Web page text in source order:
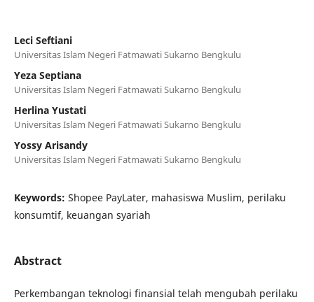
Leci Seftiani
Universitas Islam Negeri Fatmawati Sukarno Bengkulu
Yeza Septiana
Universitas Islam Negeri Fatmawati Sukarno Bengkulu
Herlina Yustati
Universitas Islam Negeri Fatmawati Sukarno Bengkulu
Yossy Arisandy
Universitas Islam Negeri Fatmawati Sukarno Bengkulu
Keywords: Shopee PayLater, mahasiswa Muslim, perilaku
konsumtif, keuangan syariah
Abstract
Perkembangan teknologi finansial telah mengubah perilaku